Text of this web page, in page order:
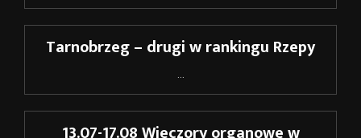
Tarnobrzeg – drugi w rankingu Rzepy